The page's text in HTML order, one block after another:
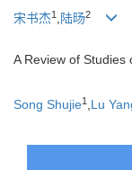
宋书杰1 ,陆旸2
A Review of
Song Shujie1 Lu